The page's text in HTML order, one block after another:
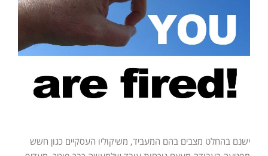
ישנם בהחלט מצבים בהם המעביד, משיקוליו העסקיים כגון חשש